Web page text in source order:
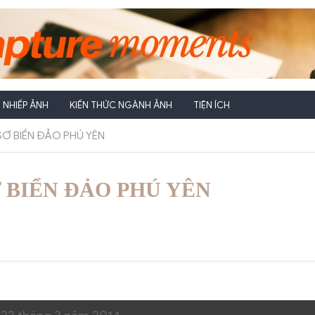
NHIẾP ẢNH KIẾN THỨC NGÀNH ẢNH TIỆN ÍCH
BIỂN ĐẢO PHÚ YÊN
BIỂN ĐẢO PHÚ YÊN